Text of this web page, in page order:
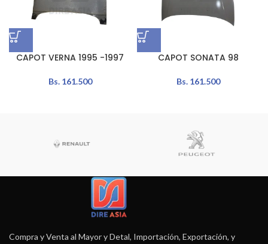
CAPOT VERNA 1995 -1997
Bs.161.500
CAPOT SONATA 98
Bs.161.500
Compra y Venta al Mayor y Detal, Importación, Exportación, y